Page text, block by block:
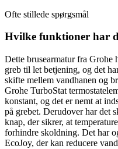
Ofte stillede spørgsmål
Hvilke funktioner har
Dette brusearmatur fra Grohe
greb til let betjening, og det
skifte mellem vandhanen og
Grohe TurboStat
konstant, og det er nemt at
på grebet. Derudover har det
knap, der sikrer, at
forhindre skoldning. Det har
EcoJoy, der kan reducere